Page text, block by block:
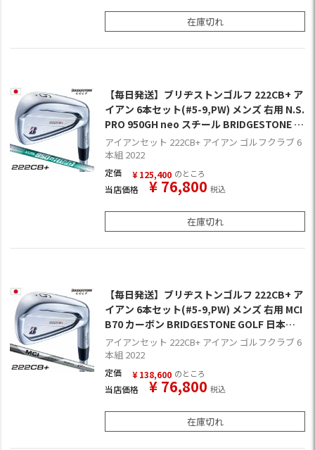
在庫切れ
【毎日発送】ブリヂストンゴルフ 222CB+ ア
イアン 6本セット(#5-9,PW) メンズ 右用 N.S.
PRO 950GH neo スチール BRIDGESTONE G
OLF 日本正規品
アイアンセット 222CB+ アイアン ゴルフクラブ 6
本組 2022
定価 ¥ 125,400 のところ
当店価格 ¥ 76,800 税込
在庫切れ
【毎日発送】ブリヂストンゴルフ 222CB+ ア
イアン 6本セット(#5-9,PW) メンズ 右用 MCI
B70 カーボン BRIDGESTONE GOLF 日本正
規品
アイアンセット 222CB+ アイアン ゴルフクラブ 6
本組 2022
定価 ¥ 138,600 のところ
当店価格 ¥ 76,800 税込
在庫切れ